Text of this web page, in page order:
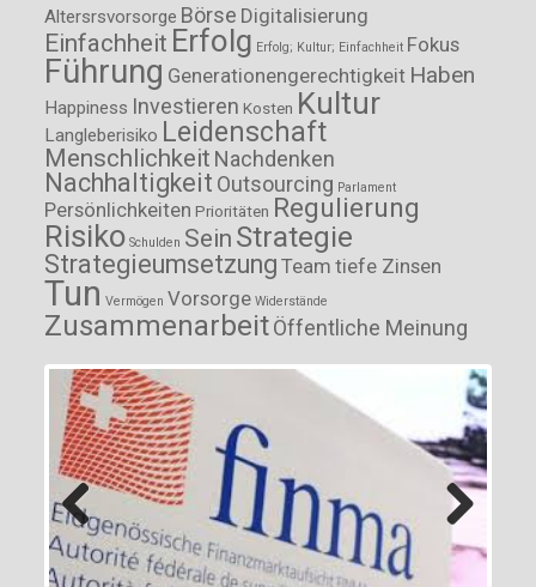
Altersrsvorsorge Börse Digitalisierung
Einfachheit Erfolg Erfolg; Kultur; Einfachheit Fokus
Führung Generationengerechtigkeit Haben
Happiness Investieren Kosten Kultur
Langleberisiko Leidenschaft
Menschlichkeit Nachdenken
Nachhaltigkeit Outsourcing Parlament
Persönlichkeiten Prioritäten Regulierung
Risiko Schulden Sein Strategie
Strategieumsetzung Team tiefe Zinsen
Tun Vermögen Vorsorge Widerstände
ZusammenarbeitÖffentliche Meinung
Previous Next